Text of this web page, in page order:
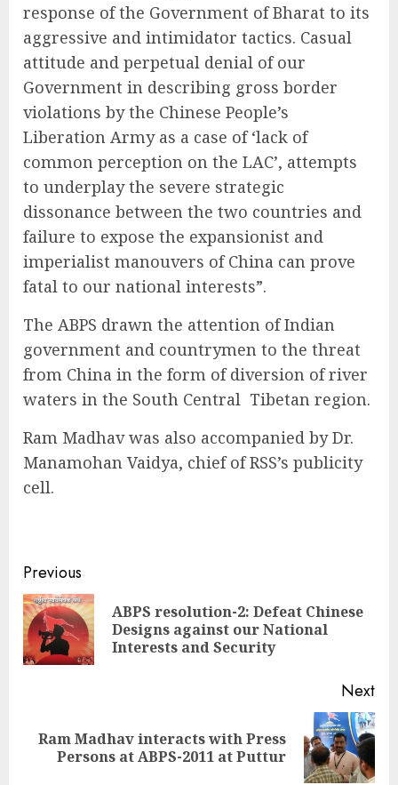
response of the Government of Bharat to its
aggressive and intimidator tactics. Casual
attitude and perpetual denial of our
Government in describing gross border
violations by the Chinese People’s
Liberation Army as a case of ‘lack of
common perception on the LAC’, attempts
to underplay the severe strategic
dissonance between the two countries and
failure to expose the expansionist and
imperialist manouvers of China can prove
fatal to our national interests”.
The ABPS drawn the attention of Indian
government and countrymen to the threat
from China in the form of diversion of river
waters in the South Central Tibetan region.
Ram Madhav was also accompanied by Dr.
Manamohan Vaidya, chief of RSS’s publicity
cell.
Continue
Reading
Previous
ABPS resolution-2: Defeat Chinese
Designs against our National
Interests and Security
Next
Next
post:
Ram Madhav interacts with Press
Persons at ABPS-2011 at Puttur